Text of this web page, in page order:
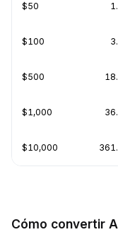
$50
$100
$500
$1,000
$10,000
Cómo convertir